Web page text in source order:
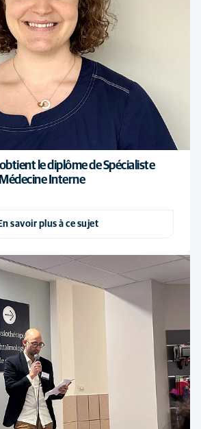
le diplôme de Spécialiste
Interne
En savoir plus à ce sujet